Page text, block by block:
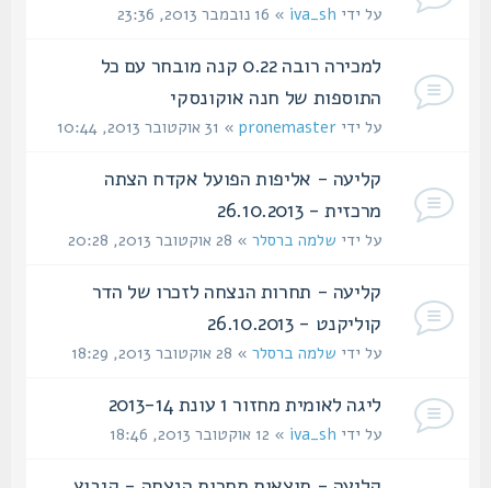
על ידיiva_sh» 16 נובמבר 2013, 23:36
למכירה רובה 0.22 קנה מובחר עם כל
התוספות של חנה אוקונסקי
על ידיpronemaster» 31 אוקטובר 2013, 10:44
קליעה - אליפות הפועל אקדח הצתה
מרכזית - 26.10.2013
על ידישלמה ברסלר» 28 אוקטובר 2013, 20:28
קליעה - תחרות הנצחה לזכרו של הדר
קוליקנט - 26.10.2013
על ידישלמה ברסלר» 28 אוקטובר 2013, 18:29
ליגה לאומית מחזור 1 עונת 2013-14
על ידיiva_sh» 12 אוקטובר 2013, 18:46